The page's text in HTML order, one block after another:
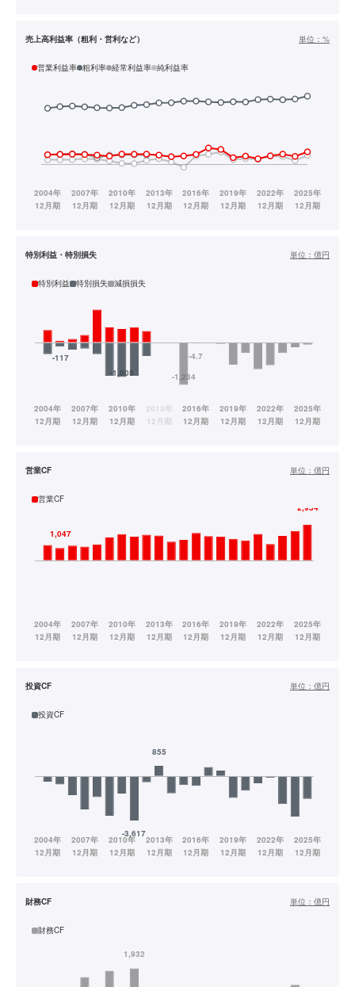
売上高利益率（粗利・営利など） 単位： %
営業利益率 粗利率 経常利益率 純利益率
特別利益・特別損失 単位： 億円
特別利益 特別損失 減損損失
営業CF 単位： 億円
営業CF
投資CF 単位： 億円
投資CF
財務CF 単位： 億円
財務CF